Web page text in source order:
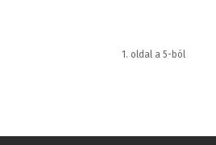
1. oldal a 5-ból